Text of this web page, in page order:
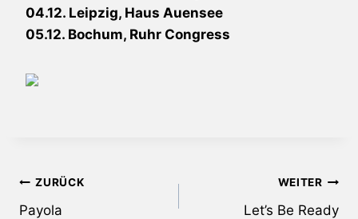
04.12. Leipzig, Haus Auensee
05.12. Bochum, Ruhr Congress
Beitragsnavigation
ZURÜCK
Payola
WEITER
Let’s Be Ready